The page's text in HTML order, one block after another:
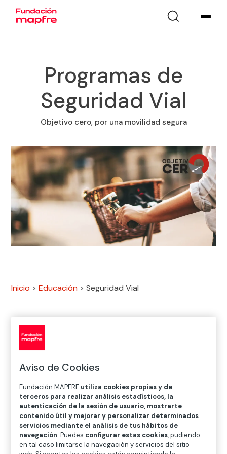
Programas de
Seguridad Vial
Objetivo cero, por una movilidad segura
Inicio >Educación >Seguridad Vial
Vivimos en una sociedad avanzada, tenemos
herramientas tecnológicas prodigiosas para mejorar
nuestra calidad de vida y cada vez somos más
respetuosos con el medioambiente. Conceptos
como movilidad sostenible,economía
colaborativa otecnología social han venido para
quedarse pero, ¿dónde queda la seguridad?
Desde Fundación MAPFRE trabajamos por
una movilidad segura, saludable y sostenible
Aviso de Cookies
Fundación MAPFRE utiliza cookies propias y de
terceros para realizar análisis estadísticos, la
autenticación de la sesión de usuario, mostrarte
contenido útil y mejorar y personalizar determinados
servicios mediante el análisis de tus hábitos de
navegación. Puedes configurar estas cookies, pudiendo
en tal caso limitarse la navegación y servicios del sitio